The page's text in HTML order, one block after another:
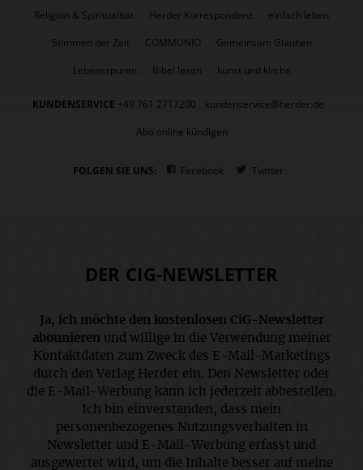
Religion & Spiritualität
Herder Korrespondenz
einfach leben
Stimmen der Zeit
COMMUNIO
Gemeinsam Glauben
Lebensspuren
Bibel lesen kunst und kirche
KUNDENSERVICE +49 761 2717200
kundenservice@herder.de
Abo online kündigen
FOLGEN SIE UNS: Facebook Twitter
DER CIG-NEWSLETTER
Ja, ich möchte den kostenlosen CiG-Newsletter
abonnieren und willige in die Verwendung meiner
Kontaktdaten zum Zweck des E-Mail-Marketings
durch den Verlag Herder ein. Den Newsletter oder
die E-Mail-Werbung kann ich jederzeit abbestellen.
Ich bin einverstanden, dass mein
personenbezogenes Nutzungsverhalten in
Newsletter und E-Mail-Werbung erfasst und
ausgewertet wird, um die Inhalte besser auf meine